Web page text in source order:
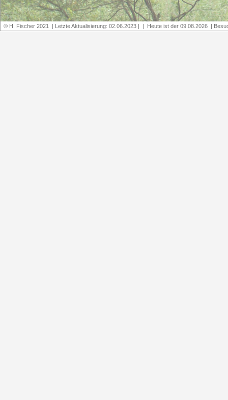
© H. Fischer 2021 | Letzte Aktualisierung: 02.06.2023 | | Heute ist der 09.08.2026 |